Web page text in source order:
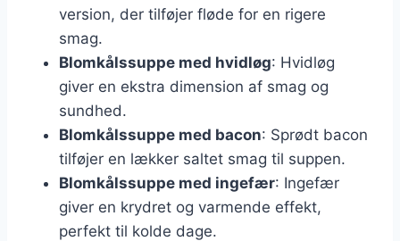
version, der tilføjer fløde for en rigere
smag.
Blomkålssuppe med hvidløg: Hvidløg
giver en ekstra dimension af smag og
sundhed.
Blomkålssuppe med bacon: Sprødt bacon
tilføjer en lækker saltet smag til suppen.
Blomkålssuppe med ingefær: Ingefær
giver en krydret og varmende effekt,
perfekt til kolde dage.